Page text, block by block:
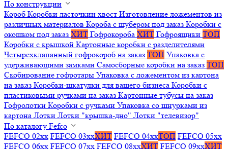
По конструкции
Короб Коробки ласточкин хвост Изготовление ложементов из
различных материалов Короба с шубером под заказ Коробки с
окошком под заказ ХИТ Гофрокороба ХИТ Гофроящики ТОП
Коробки с крышкой Картонные коробки с разделителями
Четырехклапанный гофрокороб на заказ ТОП Упаковка с
удерживающими замками Самосборные коробки на заказ ТОП
Скобирование гофротары Упаковка с ложементом из картона
на заказ Коробки-шкатулки для вашего бизнеса Коробки с
пластиковыми ручками на заказ Картонные тубусы на заказ
Гофролотки Коробки с ручками Упаковка со шнурками из
картона Лотки Лотки "крышка-дно" Лотки "телевизор"
По каталогу Fefco
FEFCO 02xx FEFCO 03xxХИТ FEFCO 04xxТОП FEFCO 05xx
FEFCO 06xx FEFCO 07xx FEFCO 08xxХИТ FEFCO 09xxХИТ